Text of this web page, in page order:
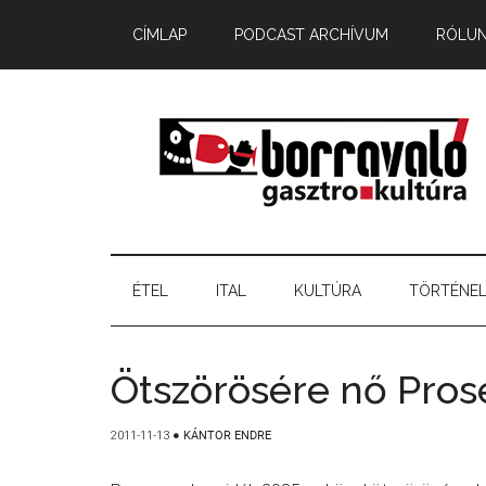
CÍMLAP PODCAST ARCHÍVUM
ÉTEL ITAL KULTÚRA
Ötszörösére nő
2011-11-13 ● KÁNTOR ENDRE